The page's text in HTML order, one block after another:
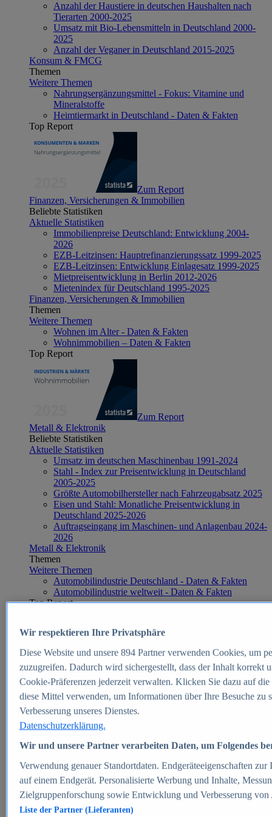
Anzahl der Haustiere in deutschen Haushalten nach
Tierarten 2000-2025
Umsatz mit Bio-Lebensmitteln in Deutschland 2000-
2025
Anzahl der Veganer in Deutschland 2015-2025
Konsum & FMCG
Themen
Weitere Themen
Nahrungsergänzungsmittel - Fokus: Vitamine und
Mineralstoffe
Heimtiermarkt in Deutschland - Daten & Fakten
Top Report
Zum Report
Finanzen, Versicherungen & Immobilien
Beliebte Statistiken
Aktuelle Statistiken
Immobilienpreise Deutschland: Entwicklung 2004-
2026
EZB-Leitzinsen: Hauptrefinanzierungssatz 1999-2025
EZB-Leitzinsen: Entwicklung Einlagesatz 1999-2025
Mietpreisentwicklung in Berlin 2012-2026
Mietenindex für Deutschland 1995-2025
Finanzen, Versicherungen & Immobilien
Themen
Weitere Themen
Wohnen im Alter - Daten & Fakten
Wohnimmobilien – Daten & Fakten
Top Report
Zum Report
Metall & Elektronik
Beliebte Statistiken
Aktuelle Statistiken
Umsatz im deutschen Maschinenbau 1991-2024
Stahl - Index zur Preisentwicklung in Deutschland
2005-2025
Größte Automobilhersteller nach Fahrzeugabsatz 2025
Eisen und Stahl: Monatliche Preisentwicklung in
Deutschland 2025-2026
Auftragseingang im Maschinen- und Anlagenbau 2024-
2026
Metall & Elektronik
Themen
Weitere Themen
Automobilindustrie Deutschland - Daten & Fakten
Automobilindustrie weltweit - Daten & Fakten
Top Report
Zum Report
E-commerce
Beliebte Statistiken
Aktuelle Statistiken
E-Commerce - Entwicklung des Umsatzes in
Deutschland 1999-2025
Umsatz von Amazon in Deutschland und weltweit
2010-2025
B2C-E-Commerce: Top-50 Online Shops in
Deutschland 2024
Marktanteile von Online-Zahlungsverfahren in
Deutschland 2024
Umsatzstarke Warengruppen im Online-Handel in
Deutschland 2023-2025
Wir respektieren Ihre Privatsphäre
Diese Website und unsere 894Partner verwenden Cookies, um
zuzugreifen. Dadurch wird sichergestellt, dass der Inhalt korrekt
Cookie-Präferenzen jederzeit verwalten. Klicken Sie dazu auf
diese Mittel verwenden, um Informationen über Ihre Besuche
Verbesserung unseres Dienstes.
Datenschutzerklärung.
Wir und unsere Partner verarbeiten Daten, um Folgendes
Verwendung genauer Standortdaten. Endgeräteeigenschaften
auf einem Endgerät. Personalisierte Werbung und Inhalte,
Zielgruppenforschung sowie Entwicklung und Verbesserung von
Liste der Partner (Lieferanten)